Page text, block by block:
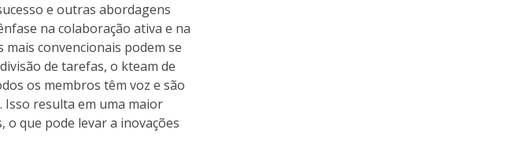
e outras abordagens
na colaboração ativa e na
convencionais podem se
de tarefas, o kteam de
os membros têm voz e são
Isso resulta em uma maior
o que pode levar a inovações